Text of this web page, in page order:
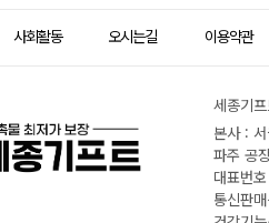
사회활동 오시는길 이용약관
세종기
본사 :
파주 공
대표번
통신판